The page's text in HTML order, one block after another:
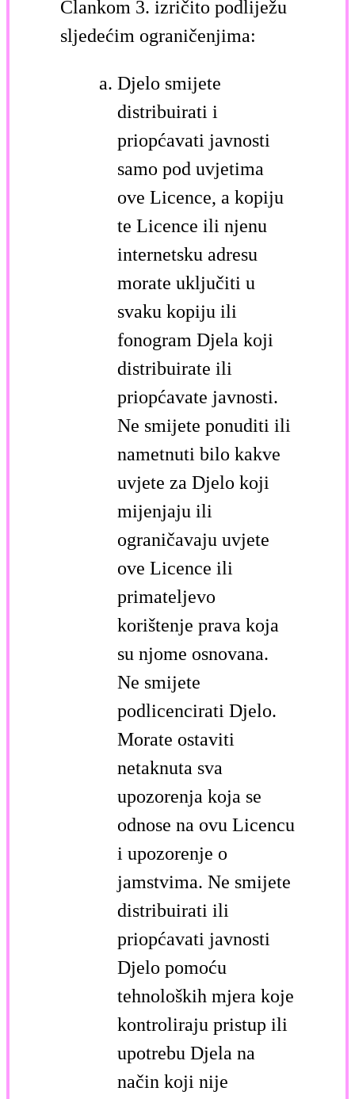
Člankom 3. izričito podliježu
sljedećim ograničenjima:
Djelo smijete
distribuirati i
priopćavati javnosti
samo pod uvjetima
ove Licence, a kopiju
te Licence ili njenu
internetsku adresu
morate uključiti u
svaku kopiju ili
fonogram Djela koji
distribuirate ili
priopćavate javnosti.
Ne smijete ponuditi ili
nametnuti bilo kakve
uvjete za Djelo koji
mijenjaju ili
ograničavaju uvjete
ove Licence ili
primateljevo
korištenje prava koja
su njome osnovana.
Ne smijete
podlicencirati Djelo.
Morate ostaviti
netaknuta sva
upozorenja koja se
odnose na ovu Licencu
i upozorenje o
jamstvima. Ne smijete
distribuirati ili
priopćavati javnosti
Djelo pomoću
tehnoloških mjera koje
kontroliraju pristup ili
upotrebu Djela na
način koji nije